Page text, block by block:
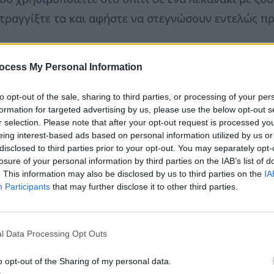
My Personal Information
opt-out of the sale, sharing to third parties, or processing of your
for targeted advertising by us, please use the below opt-out
selection. Please note that after your opt-out request is processed
interest-based ads based on personal information utilized by us
to third parties prior to your opt-out. You may separately
of your personal information by third parties on the IAB’s list of
This information may also be disclosed by us to third parties on the
Participants that may further disclose it to other third parties.
Data Processing Opt Outs
opt-out of the Sharing of my personal data.
τα και αφήστε να στεγνώσουν εντελώς
λευκό ξύδι και τρίψτε ελαφρά τους λεκέδες από
εύκολα θα καθαρίσουν.
Ανακαινίστε το βάζο για να πάει το ξύδι
αδειάστε το ξύδι και ξεπλύνετε όλο το βάζο με
της κουζίνας
της κουζίνας μετά από κάθε χρήση μπορείτε